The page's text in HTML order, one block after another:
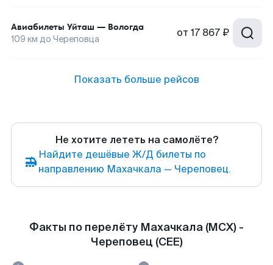
Авиабилеты Уйташ — Вологда
109 км до Череповца от 17 867 ₽
Показать больше рейсов
Не хотите лететь на самолёте?
Найдите дешёвые Ж/Д билеты по
направлению Махачкала — Череповец.
Факты по перелёту Махачкала (MCX) -
Череповец (CEE)